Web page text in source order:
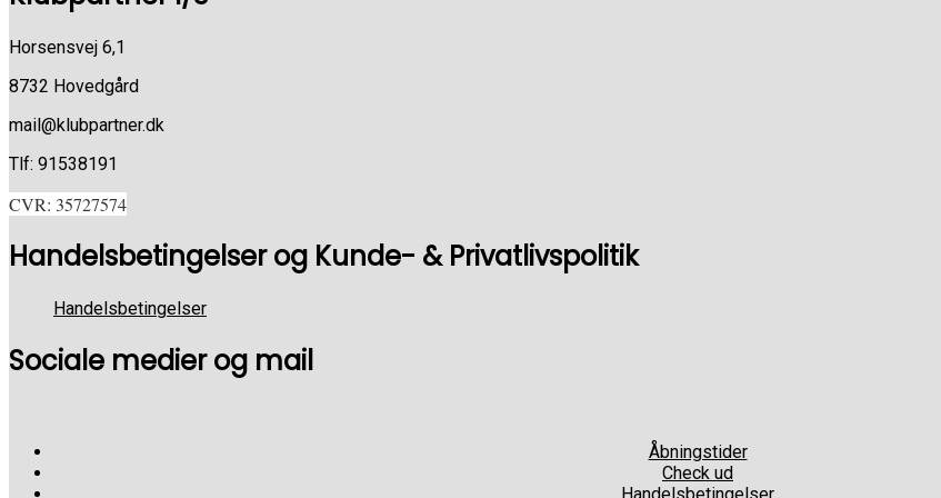
Horsensvej 6,1
8732 Hovedgård
mail@klubpartner.dk
Tlf: 91538191
CVR: 35727574
Handelsbetingelser og Kunde- & Privatlivspolitik
Handelsbetingelser
Sociale medier og mail
Åbningstider
Check ud